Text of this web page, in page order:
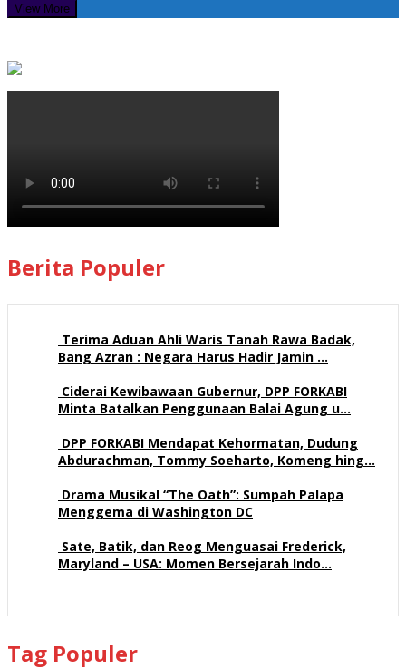
View More
Berita Populer
Terima Aduan Ahli Waris Tanah Rawa Badak,
Bang Azran : Negara Harus Hadir Jamin …
Ciderai Kewibawaan Gubernur, DPP FORKABI
Minta Batalkan Penggunaan Balai Agung u…
DPP FORKABI Mendapat Kehormatan, Dudung
Abdurachman, Tommy Soeharto, Komeng hing…
Drama Musikal “The Oath”: Sumpah Palapa
Menggema di Washington DC
Sate, Batik, dan Reog Menguasai Frederick,
Maryland – USA: Momen Bersejarah Indo…
Tag Populer